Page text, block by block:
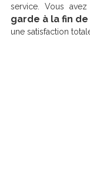
service. Vous
garde à la fin
une satisfaction